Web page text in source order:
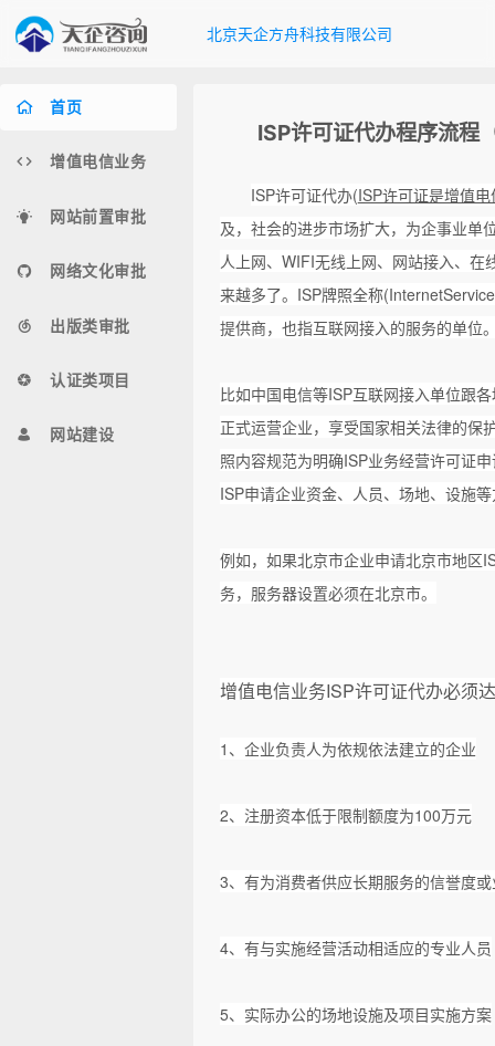
北京天企方舟科技有限公司
首页
增值电信业务
网站前置审批
网络文化审批
出版类审批
认证类项目
网站建设
ISP许可证代办程序流程
ISP许可证代办(ISP许可证是增值
及，社会的进步市场扩大，为企事业单
人上网、WIFI无线上网、网站接入、在
来越多了。ISP牌照全称
提供商，也指互联网接入的服务的单位
比如中国电信等ISP互联网接入单位跟
正式运营企业，享受国家相关法律的保
照内容规范为明确ISP业务经营许可证
ISP申请企业资金、人员、场地、设施
例如，如果北京市企业申请北京市地区
务，服务器设置必须在北京市。
增值电信业务ISP许可证代办必须
1、企业负责人为依规依法建立的企业
2、注册资本低于限制额度为100万元
3、有为消费者供应长期服务的信誉度
4、有与实施经营活动相适应的专业人员
5、实际办公的场地设施及项目实施方案